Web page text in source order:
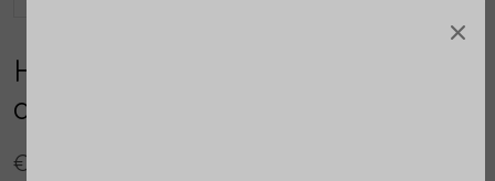
Hydramemory Hydra & Glow
ampullen
€ 46,00
×